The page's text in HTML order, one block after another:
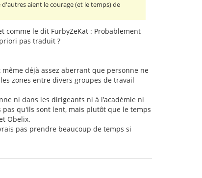
aient le courage (et le temps) de
comme le dit FurbyZeKat : Probablement
pas traduit ?
déjà assez aberrant que personne ne
zones entre divers groupes de travail
ni dans les dirigeants ni à l’académie ni
qu'ils sont lent, mais plutôt que le temps
Obelix.
pas prendre beaucoup de temps si